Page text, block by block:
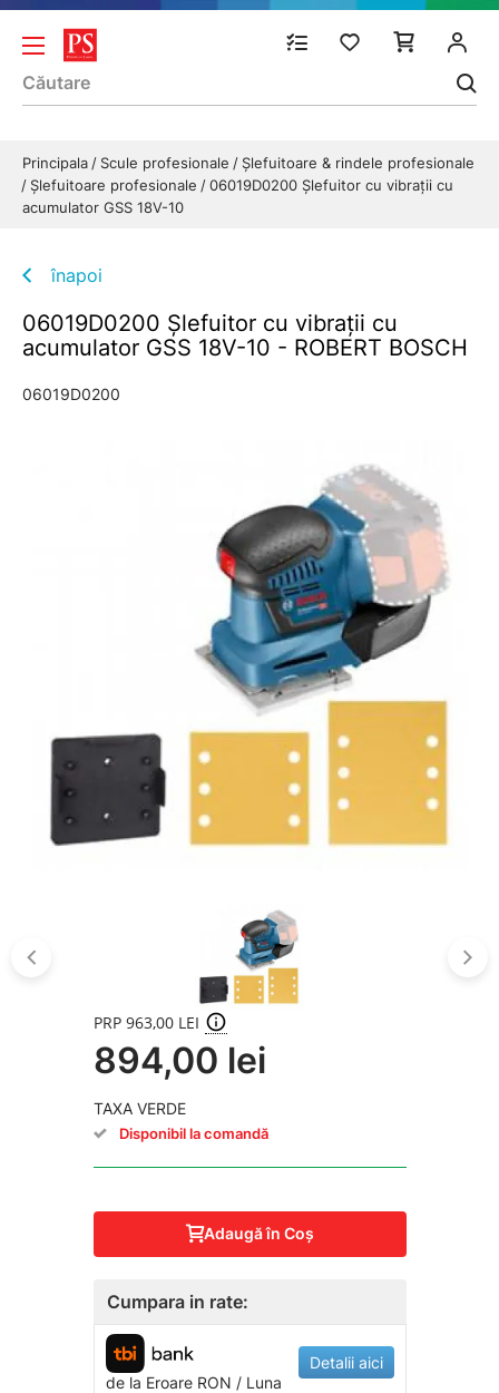
Principala Scule profesionale
Şlefuitoare & rindele profesionale
Şlefuitoare profesionale
06019D0200 Şlefuitor cu vibraţii cu
acumulator GSS 18V-10
înapoi
06019D0200 Şlefuitor cu vibraţii cu
acumulator GSS 18V-10 - ROBERT BOSCH
06019D0200
PRP 963,00 LEI
894,00 lei
TAXA VERDE
Disponibil la comandă
Adaugă în Coş
Cumpara in rate:
de la EroareRON / Luna
Detalii aici